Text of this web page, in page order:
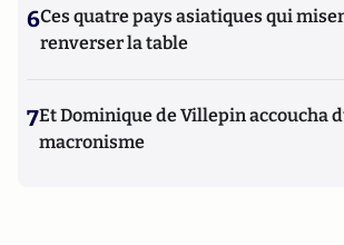
6Ces quatre pays asiatiques qui
renverser la table
7Et Dominique de Villepin accoucha
macronisme